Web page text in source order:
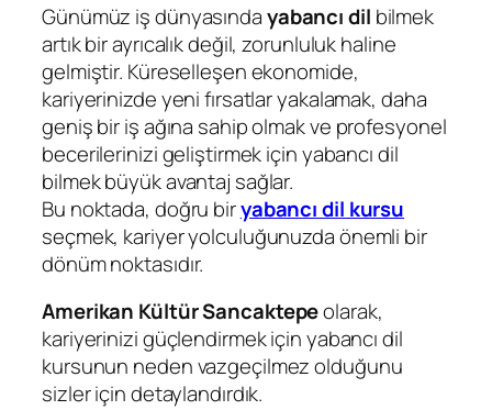
Günümüz iş dünyasındayabancı dil bilmek
artık bir ayrıcalık değil, zorunluluk haline
gelmiştir. Küreselleşen ekonomide,
kariyerinizde yeni fırsatlar yakalamak, daha
geniş bir iş ağına sahip olmak ve profesyonel
becerilerinizi geliştirmek için yabancı dil
bilmek büyük avantaj sağlar.
Bu noktada, doğru biryabancı dil kursu
seçmek, kariyer yolculuğunuzda önemli bir
dönüm noktasıdır.
Amerikan Kültür Sancaktepeolarak,
kariyerinizi güçlendirmek için yabancı dil
kursunun neden vazgeçilmez olduğunu
sizler için detaylandırdık.